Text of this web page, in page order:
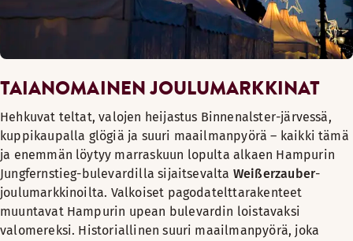
TAIANOMAINEN JOULUMARKKINAT
Hehkuvat teltat, valojen heijastus Binnenalster-järvessä,
kuppikaupalla glögiä ja suuri maailmanpyörä – kaikki tämä
ja enemmän löytyy marraskuun lopulta alkaen Hampurin
Jungfernstieg-bulevardilla sijaitsevalta Weißerzauber-
joulumarkkinoilta. Valkoiset pagodatelttarakenteet
muuntavat Hampurin upean bulevardin loistavaksi
valomereksi. Historiallinen suuri maailmanpyörä, joka